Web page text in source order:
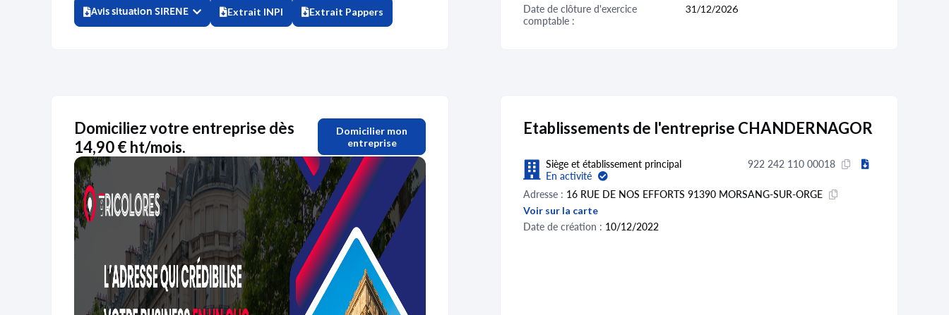
Avis situation SIRENE Extrait INPI Extrait Pappers
Date de clôture d'exercice
comptable :
31/12/2026
Domiciliez votre entreprise dès
14,90 € ht/mois.
Domicilier mon
entreprise
Etablissements de l'entreprise CHANDERNAGOR
Siège et établissement principal
En activité
922 242 110 00018
Adresse : 16 RUE DE NOS EFFORTS 91390 MORSANG-SUR-ORGE
Voir sur la carte
Date de création : 10/12/2022